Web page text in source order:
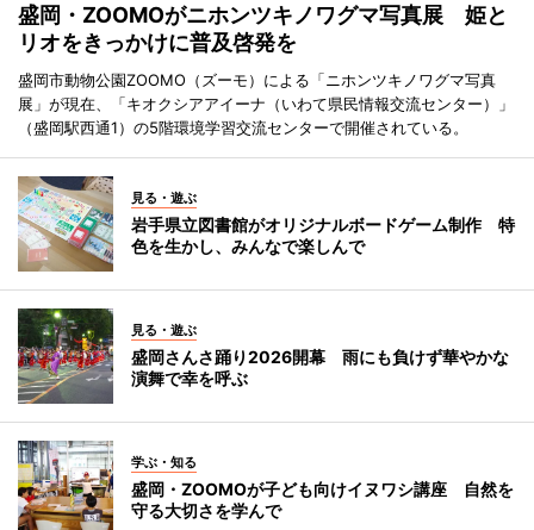
盛岡・ZOOMOがニホンツキノワグマ写真展 姫と
リオをきっかけに普及啓発を
盛岡市動物公園ZOOMO（ズーモ）による「ニホンツキノワグマ写真
展」が現在、「キオクシアアイーナ（いわて県民情報交流センター）」
（盛岡駅西通1）の5階環境学習交流センターで開催されている。
見る・遊ぶ
岩手県立図書館がオリジナルボードゲーム制作 特
色を生かし、みんなで楽しんで
見る・遊ぶ
盛岡さんさ踊り2026開幕 雨にも負けず華やかな
演舞で幸を呼ぶ
学ぶ・知る
盛岡・ZOOMOが子ども向けイヌワシ講座 自然を
守る大切さを学んで